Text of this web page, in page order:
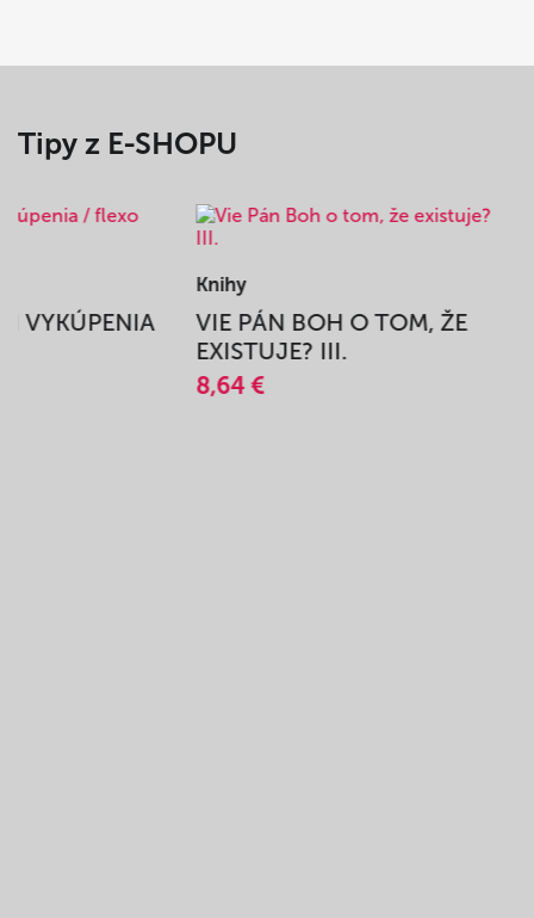
Tipy z E-SHOPU
VYKÚPENIA
Knihy
VIE PÁN BOH O TOM, ŽE
EXISTUJE? III.
8,64 €